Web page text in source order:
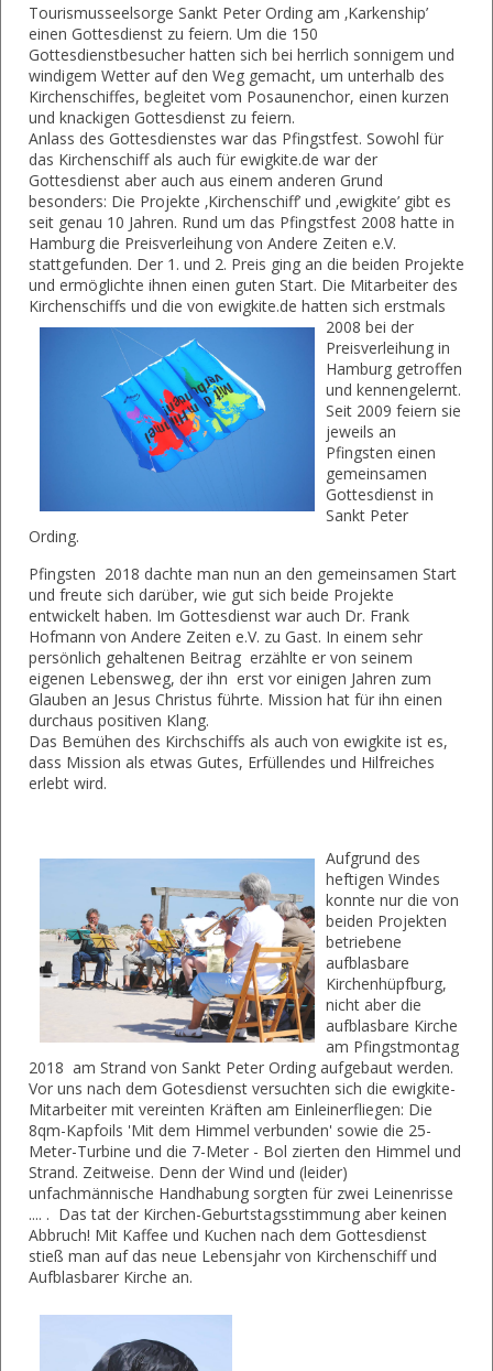
Tourismusseelsorge Sankt Peter Ording am ‚Karkenship’
einen Gottesdienst zu feiern. Um die 150
Gottesdienstbesucher hatten sich bei herrlich sonnigem und
windigem Wetter auf den Weg gemacht, um unterhalb des
Kirchenschiffes, begleitet vom Posaunenchor, einen kurzen
und knackigen Gottesdienst zu feiern.
Anlass des Gottesdienstes war das Pfingstfest. Sowohl für
das Kirchenschiff als auch für ewigkite.de war der
Gottesdienst aber auch aus einem anderen Grund
besonders: Die Projekte ‚Kirchenschiff’ und ‚ewigkite’ gibt es
seit genau 10 Jahren. Rund um das Pfingstfest 2008 hatte in
Hamburg die Preisverleihung von Andere Zeiten e.V.
stattgefunden. Der 1. und 2. Preis ging an die beiden Projekte
und ermöglichte ihnen einen guten Start. Die Mitarbeiter des
Kirchenschiffs und die von ewigkite.de hatten sich erstmals
2008 bei der
Preisverleihung in
Hamburg getroffen
und kennengelernt.
Seit 2009 feiern sie
jeweils an
Pfingsten einen
gemeinsamen
Gottesdienst in
Sankt Peter
Ording.
Pfingsten 2018 dachte man nun an den gemeinsamen Start
und freute sich darüber, wie gut sich beide Projekte
entwickelt haben. Im Gottesdienst war auch Dr. Frank
Hofmann von Andere Zeiten e.V. zu Gast. In einem sehr
persönlich gehaltenen Beitrag erzählte er von seinem
eigenen Lebensweg, der ihn erst vor einigen Jahren zum
Glauben an Jesus Christus führte. Mission hat für ihn einen
durchaus positiven Klang.
Das Bemühen des Kirchschiffs als auch von ewigkite ist es,
dass Mission als etwas Gutes, Erfüllendes und Hilfreiches
erlebt wird.
Aufgrund des
heftigen Windes
konnte nur die von
beiden Projekten
betriebene
aufblasbare
Kirchenhüpfburg,
nicht aber die
aufblasbare Kirche
am Pfingstmontag
2018 am Strand von Sankt Peter Ording aufgebaut werden.
Vor uns nach dem Gotesdienst versuchten sich die ewigkite-
Mitarbeiter mit vereinten Kräften am Einleinerfliegen: Die
8qm-Kapfoils 'Mit dem Himmel verbunden' sowie die 25-
Meter-Turbine und die 7-Meter - Bol zierten den Himmel und
Strand. Zeitweise. Denn der Wind und (leider)
unfachmännische Handhabung sorgten für zwei Leinenrisse
.... . Das tat der Kirchen-Geburtstagsstimmung aber keinen
Abbruch! Mit Kaffee und Kuchen nach dem Gottesdienst
stieß man auf das neue Lebensjahr von Kirchenschiff und
Aufblasbarer Kirche an.